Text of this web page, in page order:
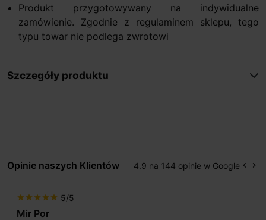
Produkt przygotowywany na indywidualne
zamówienie. Zgodnie z regulaminem sklepu, tego
typu towar nie podlega zwrotowi
Szczegóły produktu
Opinie naszych Klientów 4.9 na 144 opinie w Google keyboard_arrow_left keyboard_arrow_right
star star star star star 5/5
Mir Por